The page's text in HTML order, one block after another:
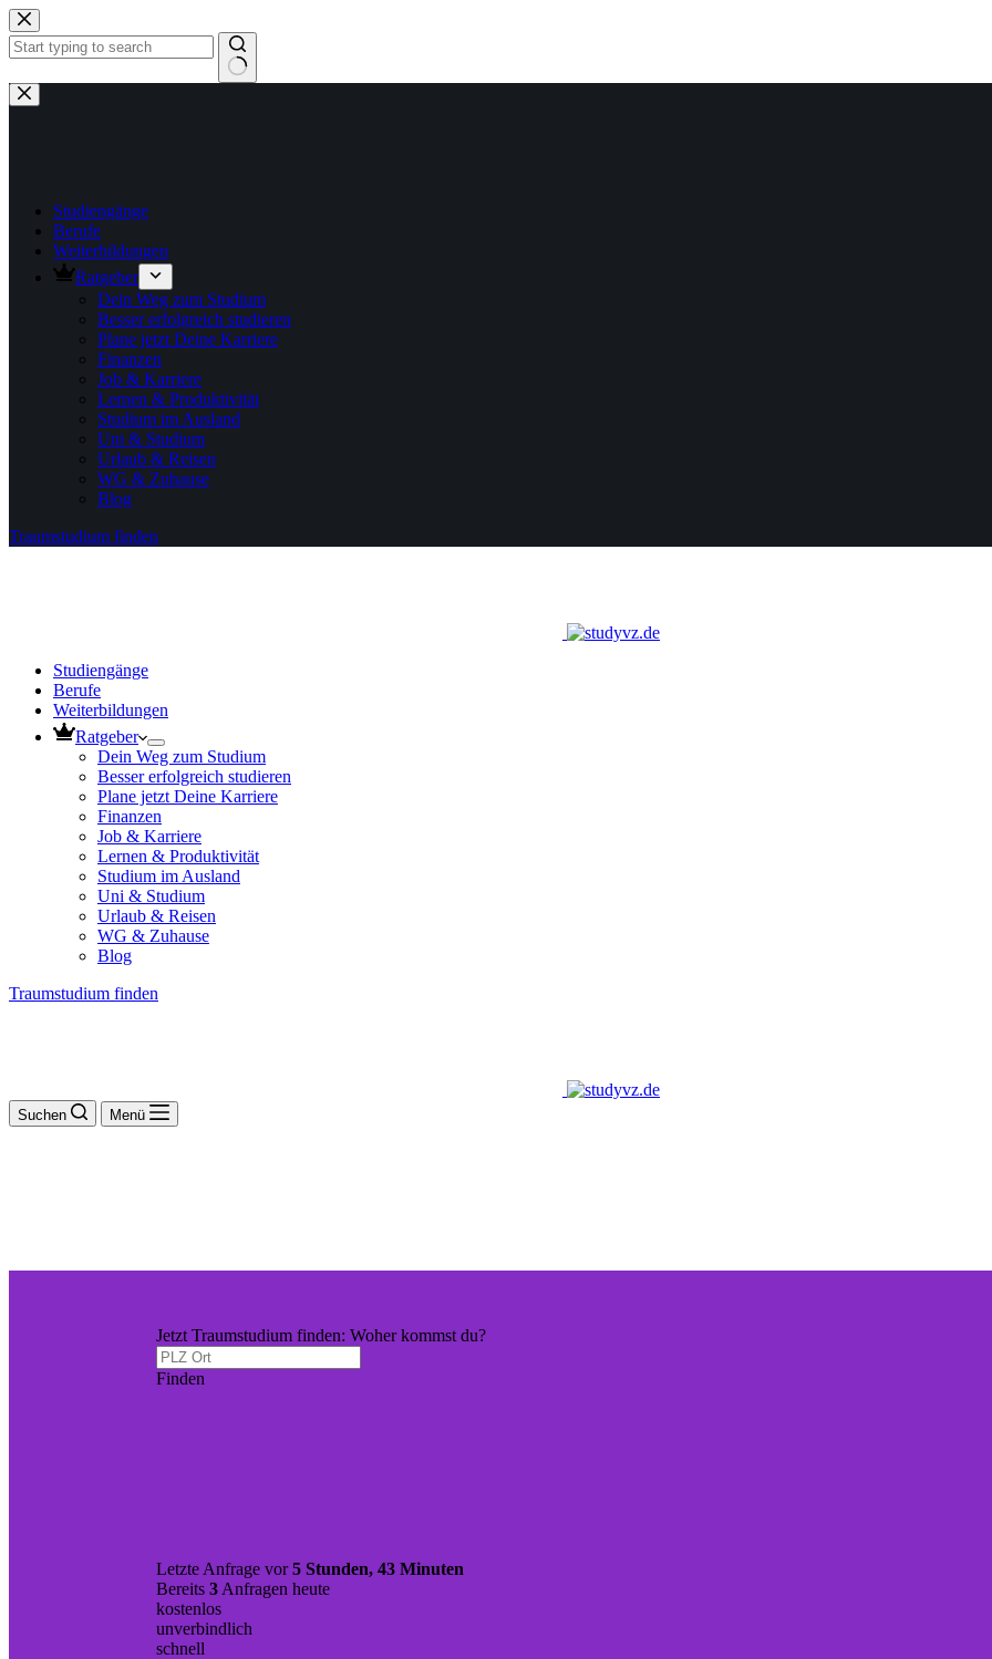
Zum
Inhalt
springen
Keine
Ergebnisse
Studiengänge
Berufe
Weiterbildungen
Ratgeber
Dein Weg zum Studium
Besser erfolgreich studieren
Plane jetzt Deine Karriere
Finanzen
Job & Karriere
Lernen & Produktivität
Studium im Ausland
Uni & Studium
Urlaub & Reisen
WG & Zuhause
Blog
Traumstudium finden
Studiengänge
Berufe
Weiterbildungen
Ratgeber
Dein Weg zum Studium
Besser erfolgreich studieren
Plane jetzt Deine Karriere
Finanzen
Job & Karriere
Lernen & Produktivität
Studium im Ausland
Uni & Studium
Urlaub & Reisen
WG & Zuhause
Blog
Traumstudium finden
Suchen Menü
Jetzt Traumstudium finden: Woher kommst du?
Finden
Letzte Anfrage vor5 Stunden, 43 Minuten
Bereits 3Anfragen heute
kostenlos
unverbindlich
schnell